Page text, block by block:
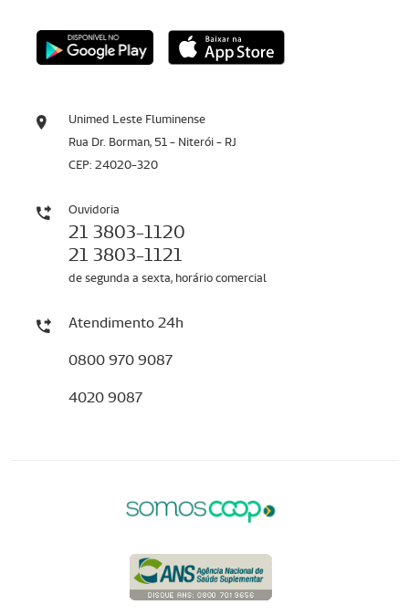
Unimed Leste Fluminense
Rua Dr. Borman, 51 - Niterói - RJ
CEP: 24020-320
Ouvidoria
21 3803-1120
21 3803-1121
de segunda a sexta, horário comercial
Atendimento 24h
0800 970 9087
4020 9087